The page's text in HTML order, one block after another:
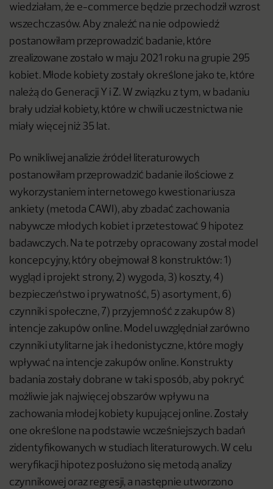
wiedziałam, że e-commerce będzie przechodził wzrost
wszechczasów. Aby znaleźć na nie odpowiedź
postanowiłam przeprowadzić badanie, które
zrealizowane zostało w maju 2021 roku na grupie 295
kobiet. Młode kobiety zostały określone jako te, które
należą do Generacji Y i Z. W związku z tym, w badaniu
brały udział kobiety, które w chwili uczestnictwa nie
miały więcej niż 35 lat.
Po wnikliwej analizie źródeł literaturowych
postanowiłam przeprowadzić badanie ilościowe z
wykorzystaniem internetowego kwestionariusza
ankiety (metoda CAWI), aby zbadać zachowania
nabywcze młodych kobiet i przetestować 9 hipotez
badawczych. Na te potrzeby opracowany został model
koncepcyjny, który obejmował 8 konstruktów: 1)
wygląd i projekt strony, 2) wygoda, 3) koszty, 4)
bezpieczeństwo i prywatność, 5) asortyment, 6)
czynniki społeczne, 7) przyjemność z zakupów 8)
intencje zakupów online. Model uwzględniał zarówno
czynniki utylitarne jak i hedonistyczne, które mogły
wpływać na intencje zakupów online. Konstrukty
badania zostały dobrane w taki sposób, aby pokryć
możliwie jak najwięcej obszarów wpływu na
zachowania młodej kobiety kupującej online. Zostały
one określone na podstawie wcześniejszych badań
zidentyfikowanych w studiach literaturowych. W celu
weryfikacji hipotez posłużono się metodą analizy
czynnikowej oraz regresji, a następnie utworzono